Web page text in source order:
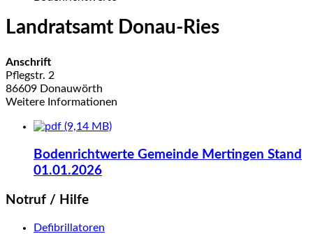
Landratsamt Donau-Ries
Anschrift
Pflegstr. 2
86609 Donauwörth
Weitere Informationen
(9,14 MB)
Bodenrichtwerte Gemeinde Mertingen Stand
01.01.2026
Notruf / Hilfe
Defibrillatoren